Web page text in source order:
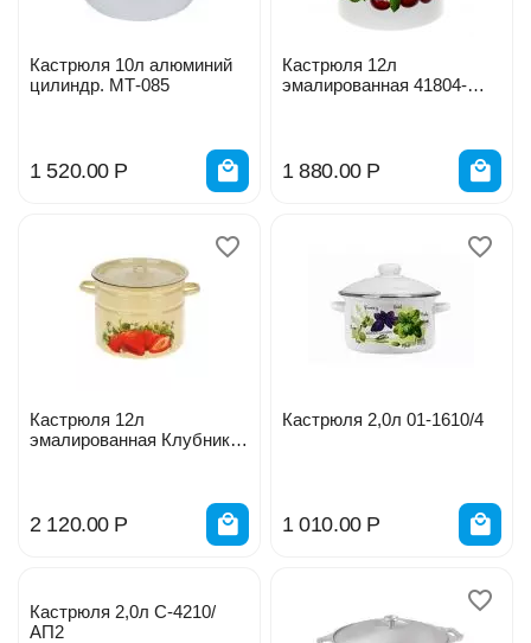
Кастрюля 10л алюминий
цилиндр. МТ-085
1 520.00 Р
Кастрюля 12л
эмалированная 41804-
1 880.00 Р
Кастрюля 12л
эмалированная Клубника
2 120.00 Р
Кастрюля 2,0л 01-1610/4
1 010.00 Р
Кастрюля 2,0л C-4210/
АП2